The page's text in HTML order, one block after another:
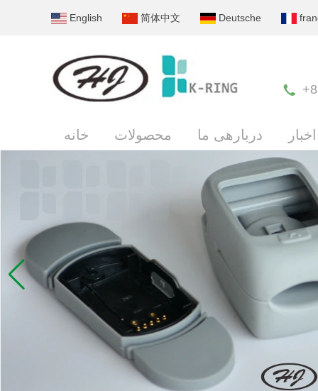
English 简体中文 Deutsche
خانه محصولات دربارهی ما اخبار